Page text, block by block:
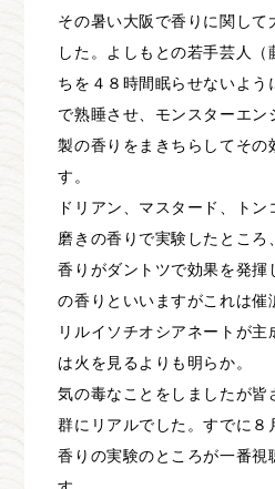
その暑い大阪で香りに関して
した。よしもとの若手芸人（
ちを４８時間眠らせないよう
で熟睡させ、モンスターエン
製の香りをまきちらしてその
す。
ドリアン、マスタード、ト
磨きの香りで実験したところ
香りがダントツで効果を発揮
の香りといいますがこれは催
リルイソチオシアネートが
は火を見るよりも明らか。
気の毒なことをしましたが皆
群にリアルでした。すでに８
香りの実験のところが一番視